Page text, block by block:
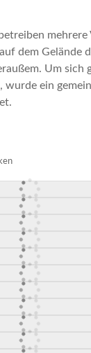
mehrere
dem Gelände
Um sich
wurde ein